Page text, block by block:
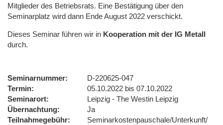
Mitglieder des Betriebsrats. Eine Bestätigung über den
Seminarplatz wird dann Ende August 2022 verschickt.
Dieses Seminar führen wir in Kooperation mit der IG Metall
durch.
Seminarnummer
D-220625-047
Termin
05.10.2022 bis 07.10.2022
Seminarort
Leipzig - The Westin Leipzig
Übernachtung
Ja
Teilnahmegebühr
Seminarkostenpauschale/Unterkunft/